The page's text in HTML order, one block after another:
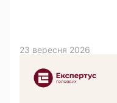
23 вересня 2026